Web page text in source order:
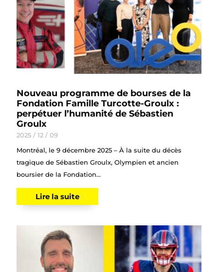
Nouveau programme de bourses de la
Fondation Famille Turcotte-Groulx :
perpétuer l’humanité de Sébastien
Groulx
2025 / 12 / 09
Montréal, le 9 décembre 2025 – À la suite du décès
tragique de Sébastien Groulx, Olympien et ancien
boursier de la Fondation...
Lire la suite